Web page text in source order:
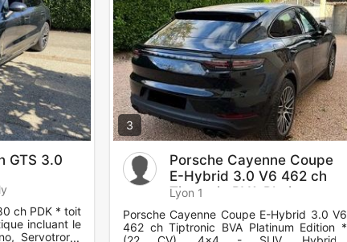
GTS 3.0
ch PDK * toit
incluant le
Servotronic
3
Porsche Cayenne Coupe
E-Hybrid 3.0 V6 462 ch
Tiptronic BVA Platinum
Edition
Lyon 1
Porsche Cayenne Coupe E-Hybrid 3.0 V6
462 ch Tiptronic BVA Platinum Edition *